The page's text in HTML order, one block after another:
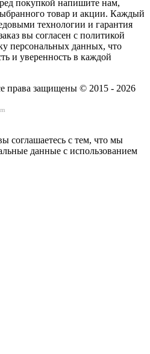
покупкой напишите нам,
товар и акции. Каждый
технологии и гарантия
вы согласен с политикой
персональных данных, что
и уверенность в каждой
права защищены © 2015 - 2026
соглашаетесь с тем, что мы
данные с использованием